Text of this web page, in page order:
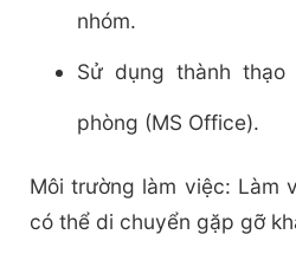
nhóm.
Sử dụng thành
phòng (MS Office).
Môi trường làm việc: Làm
có thể di chuyển gặp gỡ